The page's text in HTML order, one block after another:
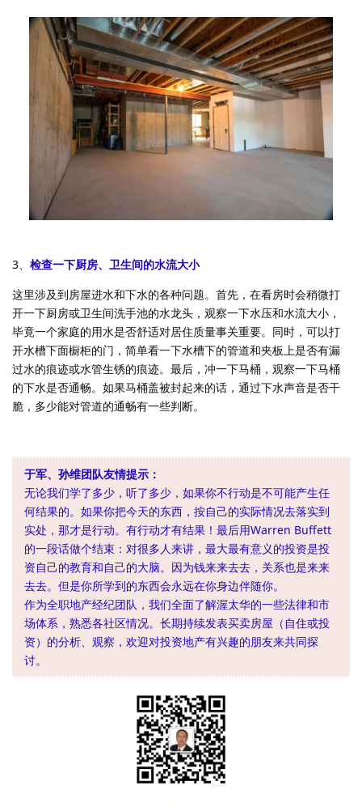
3、 检查一下厨房、卫生间的水流大小
这里涉及到房屋进水和下水的各种问题。首先，在看房时会稍微打
开一下厨房或卫生间洗手池的水龙头，观察一下水压和水流大小，
毕竟一个家庭的用水是否舒适对居住质量事关重要。同时，可以打
开水槽下面橱柜的门，简单看一下水槽下的管道和夹板上是否有漏
过水的痕迹或水管生锈的痕迹。最后，冲一下马桶，观察一下马桶
的下水是否通畅。如果马桶盖被封起来的话，通过下水声音是否干
脆，多少能对管道的通畅有一些判断。
于军、孙维团队友情提示：
无论我们学了多少，听了多少，如果你不行动是不可能产生任
何结果的。如果你把今天的东西，按自己的实际情况去落实到
实处，那才是行动。有行动才有结果！最后用Warren Buffett
的一段话做个结束：对很多人来讲，最大最有意义的投资是投
资自己的教育和自己的大脑。因为钱来来去去，关系也是来来
去去。但是你所学到的东西会永远在你身边伴随你。
作为全职地产经纪团队，我们全面了解渥太华的一些法律和市
场体系，熟悉各社区情况。长期持续发表买卖房屋（自住或投
资）的分析、观察，欢迎对投资地产有兴趣的朋友来共同探
讨。